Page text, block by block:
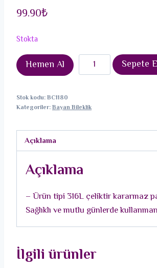
99.90₺
Stokta
Hemen Al
316L
Çelik
Renk
Nota
Charm
Sepete
Stok kodu:BC1180
Kategoriler:Bayan Bileklik
Açıklama
Açıklama
– Ürün tipi 316L çeliktir kararmaz
Sağlıklı ve mutlu günlerde
İlgili ürünler